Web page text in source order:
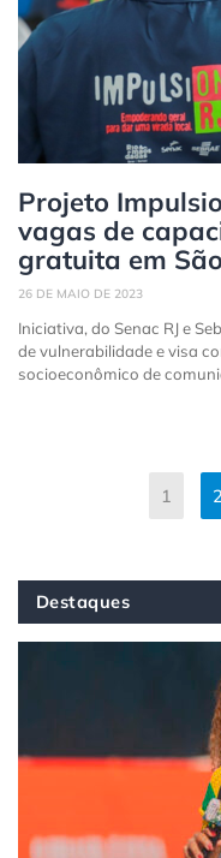
Projeto
vagas de
gratuita em
26 DE MAIO DE 2023
Iniciativa, do Senac RJ e
de vulnerabilidade e visa
socioeconômico de
1 2
Destaques